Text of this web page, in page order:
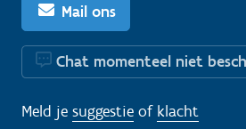
Mail ons
Chat momenteel niet
Meld je suggestie of klacht